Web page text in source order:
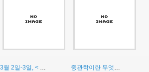
3월 2일-3일, < 집중워크샵 >
중관학이란 무엇인가?"를 주제로 경주 동국대학교 불교학과 김성철 교수 초청강연회